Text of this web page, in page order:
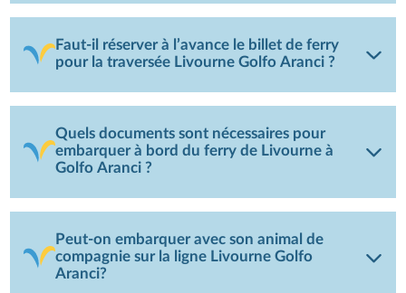
Faut-il réserver à l’avance le billet de ferry
pour la traversée Livourne Golfo Aranci ?
Quels documents sont nécessaires pour
embarquer à bord du ferry de Livourne à
Golfo Aranci ?
Peut-on embarquer avec son animal de
compagnie sur la ligne Livourne Golfo
Aranci?